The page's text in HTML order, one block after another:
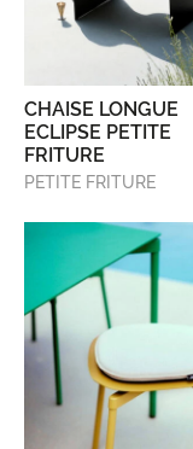
CHAISE LONGUE
ECLIPSE PETITE
FRITURE
PETITE FRITURE